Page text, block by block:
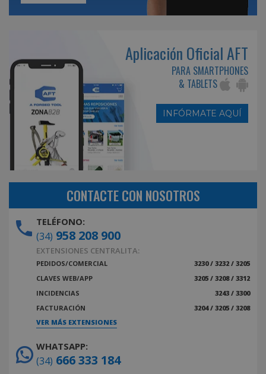
Aplicación Oficial AFT
PARA SMARTPHONES
& TABLETS
INFÓRMATE AQUÍ
CONTACTE CON NOSOTROS
TELÉFONO:
(34) 958 208 900
EXTENSIONES CENTRALITA:
PEDIDOS/COMERCIAL
3230 / 3232 / 3205
CLAVES WEB/APP
3205 / 3208 / 3312
INCIDENCIAS
3243 / 3300
FACTURACIÓN
3204 / 3205 / 3208
VER MÁS EXTENSIONES
WHATSAPP:
(34) 666 333 184